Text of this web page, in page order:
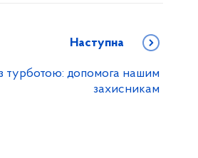
Наступна
турботою: допомога нашим
захисникам